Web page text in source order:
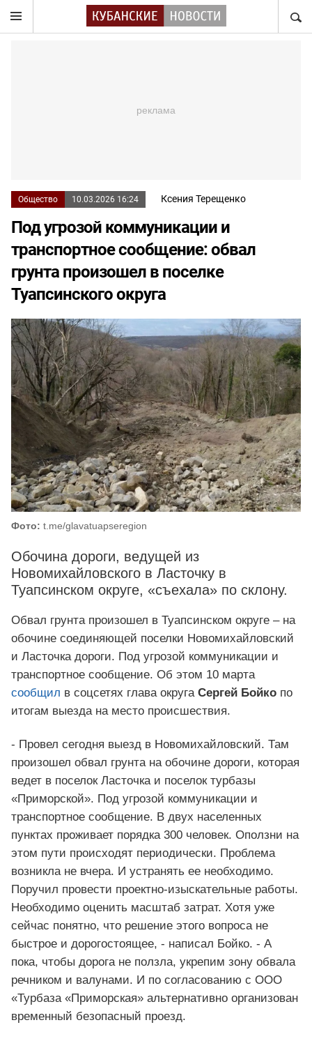
Общество 10.03.2026 16:24 Ксения Терещенко
Под угрозой коммуникации и
транспортное сообщение: обвал
грунта произошел в поселке
Туапсинского округа
Фото: t.me/glavatuapseregion
Обочина дороги, ведущей из
Новомихайловского в Ласточку в
Туапсинском округе, «съехала» по склону.
Обвал грунта произошел в Туапсинском округе – на
обочине соединяющей поселки Новомихайловский
и Ласточка дороги. Под угрозой коммуникации и
транспортное сообщение. Об этом 10 марта
сообщил в соцсетях глава округа Сергей Бойко по
итогам выезда на место происшествия.
- Провел сегодня выезд в Новомихайловский. Там
произошел обвал грунта на обочине дороги, которая
ведет в поселок Ласточка и поселок турбазы
«Приморской». Под угрозой коммуникации и
транспортное сообщение. В двух населенных
пунктах проживает порядка 300 человек. Оползни на
этом пути происходят периодически. Проблема
возникла не вчера. И устранять ее необходимо.
Поручил провести проектно-изыскательные работы.
Необходимо оценить масштаб затрат. Хотя уже
сейчас понятно, что решение этого вопроса не
быстрое и дорогостоящее, - написал Бойко. - А
пока, чтобы дорога не ползла, укрепим зону обвала
речником и валунами. И по согласованию с ООО
«Турбаза «Приморская» альтернативно организован
временный безопасный проезд.